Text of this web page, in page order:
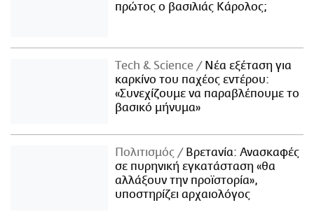
πρώτος ο βασιλιάς Κάρολος;
Τech & Science
Νέα εξέταση για
καρκίνο του παχέος εντέρου:
«Συνεχίζουμε να παραβλέπουμε το
βασικό μήνυμα»
Πολιτισμός
Βρετανία: Ανασκαφές
σε πυρηνική εγκατάσταση «θα
αλλάξουν την προϊστορία»,
υποστηρίζει αρχαιολόγος